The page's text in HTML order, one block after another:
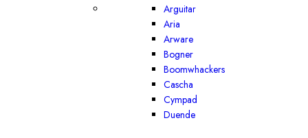
Arguitar
Aria
Arware
Bogner
Boomwhackers
Cascha
Cympad
Duende